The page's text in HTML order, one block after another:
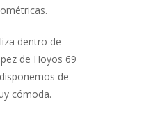
dentro de
de Hoyos 69
de
cómoda.